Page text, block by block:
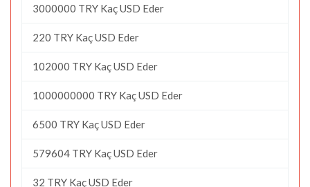
3000000 TRY Kaç USD Eder
220 TRY Kaç USD Eder
102000 TRY Kaç USD Eder
1000000000 TRY Kaç USD Eder
6500 TRY Kaç USD Eder
579604 TRY Kaç USD Eder
32 TRY Kaç USD Eder